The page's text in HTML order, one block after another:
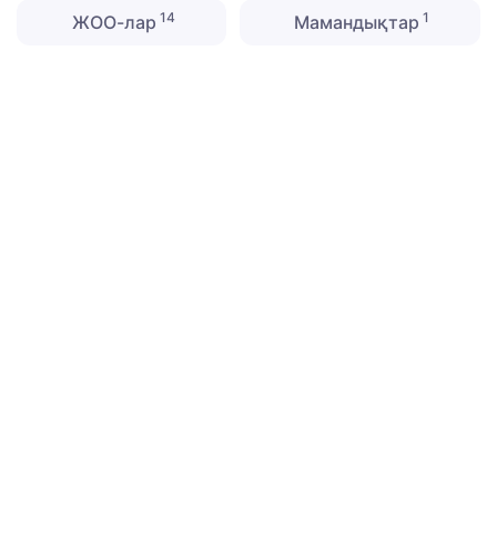
ЖОО-лар 14 Мамандықтар 1